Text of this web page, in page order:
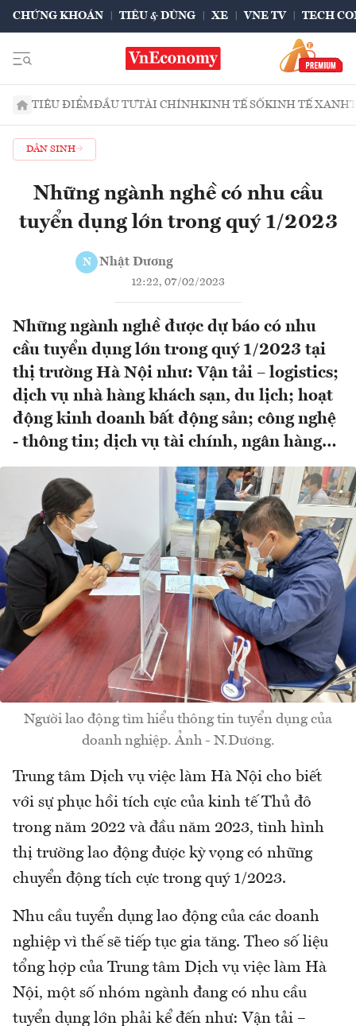
CHỨNG KHOÁN TIÊU & DÙNG XE VNE TV TECH
TIÊU ĐIỂMĐẦU TƯTÀI CHÍNHKINH TẾ SỐKINH TẾ XANH
DÂN SINH
Những ngành nghề có nhu cầu
tuyển dụng lớn trong quý 1/2023
N Nhật Dương
12:22, 07/02/2023
Những ngành nghề được dự báo có nhu
cầu tuyển dụng lớn trong quý 1/2023 tại
thị trường Hà Nội như: Vận tải – logistics;
dịch vụ nhà hàng khách sạn, du lịch; hoạt
động kinh doanh bất động sản; công nghệ
- thông tin; dịch vụ tài chính, ngân hàng…
Người lao động tìm hiểu thông tin tuyển dụng của
doanh nghiệp. Ảnh - N.Dương.
Trung tâm Dịch vụ việc làm Hà Nội cho biết
với sự phục hồi tích cực của kinh tế Thủ đô
trong năm 2022 và đầu năm 2023, tình hình
thị trường lao động được kỳ vọng có những
chuyển động tích cực trong quý 1/2023.
Nhu cầu tuyển dụng lao động của các doanh
nghiệp vì thế sẽ tiếp tục gia tăng. Theo số liệu
tổng hợp của Trung tâm Dịch vụ việc làm Hà
Nội, một số nhóm ngành đang có nhu cầu
tuyển dụng lớn phải kể đến như: Vận tải –